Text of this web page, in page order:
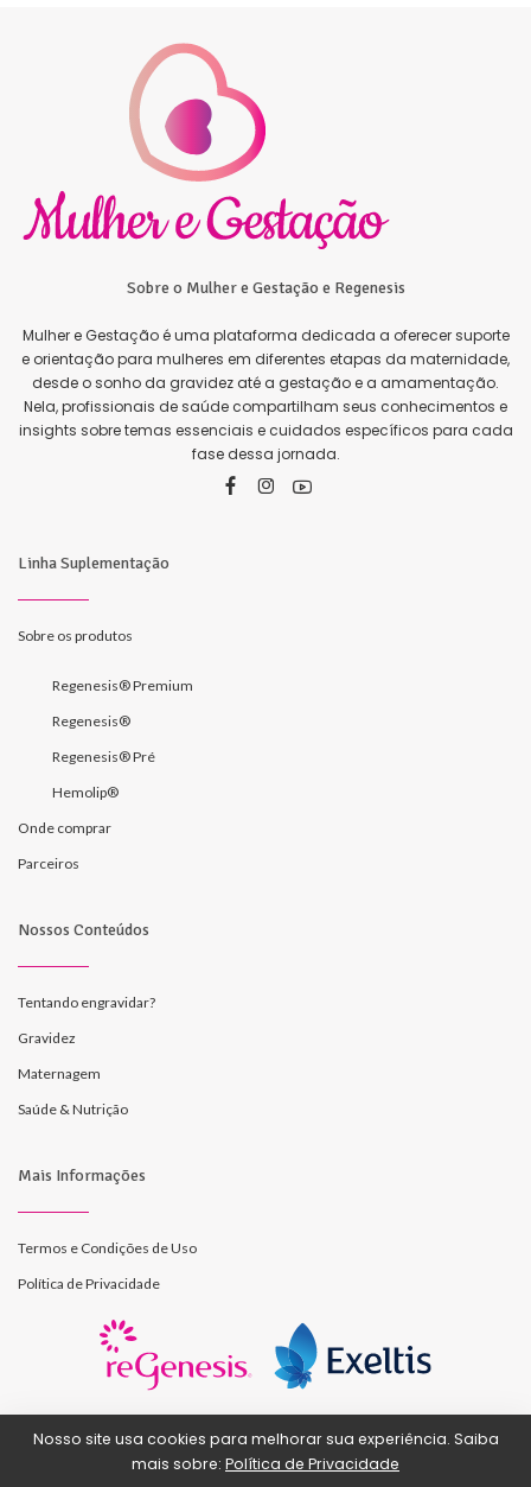
Sobre o Mulher e Gestação e Regenesis
Mulher e Gestação é uma plataforma dedicada a oferecer suporte
e orientação para mulheres em diferentes etapas da maternidade,
desde o sonho da gravidez até a gestação e a amamentação.
Nela, profissionais de saúde compartilham seus conhecimentos e
insights sobre temas essenciais e cuidados específicos para cada
fase dessa jornada.
Linha Suplementação
Sobre os produtos
Regenesis® Premium
Regenesis®
Regenesis® Pré
Hemolip®
Onde comprar
Parceiros
Nossos Conteúdos
Tentando engravidar?
Gravidez
Maternagem
Saúde & Nutrição
Mais Informações
Termos e Condições de Uso
Política de Privacidade
© Todos os direitos reservados - Exeltis Laboratório
Farmacêutico Ltda.
Nosso site usa cookies para melhorar sua experiência. Saiba
mais sobre: Política de Privacidade